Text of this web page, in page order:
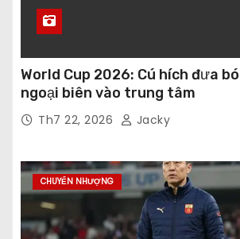
World Cup 2026: Cú hích đưa
ngoại biên vào trung tâm
Th7 22, 2026 Jacky
CHUYỂN NHƯỢNG